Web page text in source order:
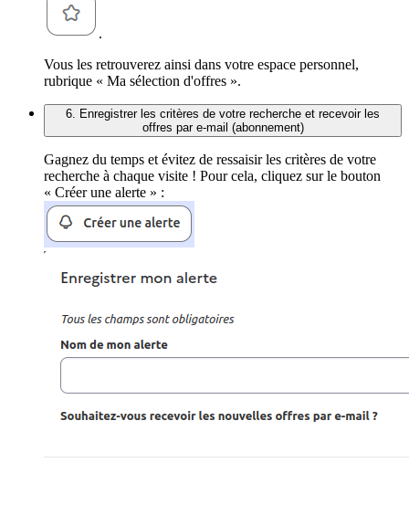
.
Vous les retrouverez ainsi dans votre espace personnel,
rubrique « Ma sélection d'offres ».
6. Enregistrer les critères de votre recherche et recevoir les
offres par e-mail (abonnement)
Gagnez du temps et évitez de ressaisir les critères de votre
recherche à chaque visite ! Pour cela, cliquez sur le bouton
« Créer une alerte » :